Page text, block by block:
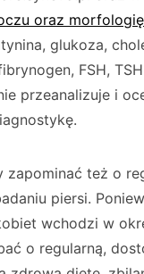
oraz
glukoza,
FSH,
przeanalizuje i
zapominać też o
piersi.
wchodzi w
o regularną,